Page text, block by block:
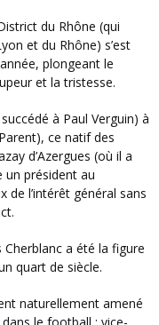
et du Rhône) s’est
année, plongeant le
et la tristesse.
ce natif des
d’Azergues (où il a
un président au
l’intérêt général sans
quart de siècle.